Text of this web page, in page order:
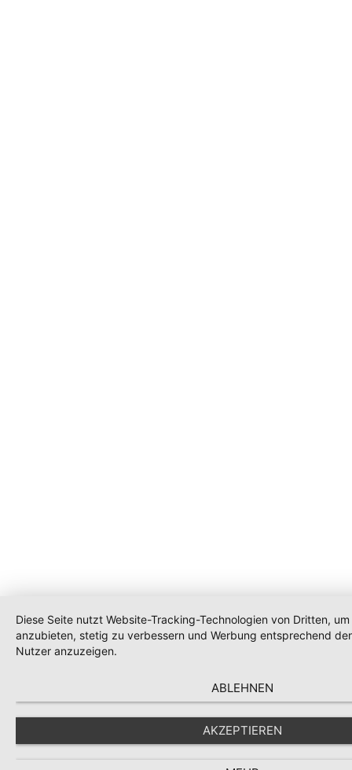
Diese Seite nutzt Website-Tracking-Technologien von Dritten,
anzubieten, stetig zu verbessern und Werbung entsprechend
Nutzer anzuzeigen.
ABLEHNEN
AKZEPTIEREN